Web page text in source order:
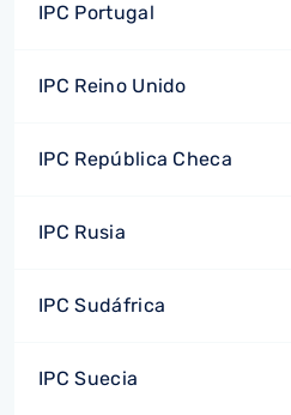
IPC Portugal
IPC Reino Unido
IPC República Checa
IPC Rusia
IPC Sudáfrica
IPC Suecia